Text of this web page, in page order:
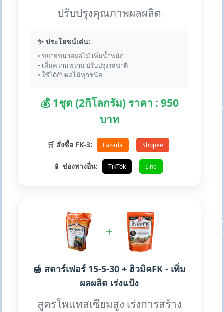
ปรับปรุงคุณภาพผลผลิต
✨ ประโยชน์เด่น:
• ขยายขนาดผลไม้ เพิ่มน้ำหนัก
• เพิ่มความหวาน ปรับปรุงรสชาติ
• ใช้ได้กับผลไม้ทุกชนิด
💰 1ชุด (2กิโลกรัม) ราคา : 950
บาท
🛒 สั่งซื้อ FK-3: Lazada Shopee
📱 ช่องทางอื่น: TikTok Line
+
🍯 สตาร์เฟอร์ 15-5-30 + ฮิวมิคFK - เพิ่ม
ผลผลิต เร่งแป้ง
สูตรโพแทสเซียมสูง เร่งการสร้าง